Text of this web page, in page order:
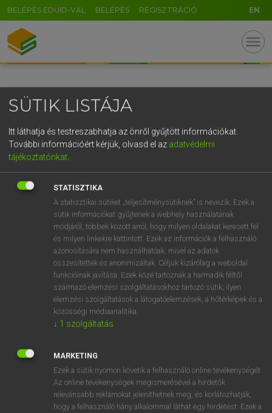
BELÉPÉS EDUID-VAL BELÉPÉS REGISZTRÁCIÓ EN
menu
OOOOPS!
SZOTAR.NET APPLIKÁCIÓ
SÜTIK LISTÁJA
Itt láthatja és testreszabhatja az önről gyűjtött információkat.
További információért kérjük, olvasd el az adatvédelmi
tájékoztatónkat
STATISZTIKA
A statisztikai sütiket „teljesítménysütiknek” is nevezik. Ezek a
sütik információkat gyűjtenek a webhely használatának
módjáról, többek között arról, hogy milyen oldalakat keresett fel
és milyen linkekre kattintott. Ezek az információk a felhasználó
azonosítására nem használhatóak, mivel az adatok
összesítettek és anonimizáltak. Céljuk kizárólag a weboldal
funkcióinak javítása. Ezek közé tartoznak a harmadik féltől
származó elemzési szolgáltatásokhoz tartozó sütik; ilyen
elemzési szolgáltatások a látogatóelemzések, a hőtérképek és a
közösségi médiaanalitika.
↓ 1 szolgáltatás
MARKETING
Ezek a sütik nyomon követik a felhasználó online tevékenységét.
Az online tevékenységek megismerésével a hirdetők
relevánsabb reklámokat jeleníthetnek meg, és korlátozhatják,
hogy a felhasználó hány alkalommal láthat egy hirdetést. Ezek a
GR
5
g h k l
v b n m , . - AltGr